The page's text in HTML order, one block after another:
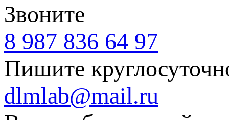
Звоните
8 987 836 64 97
Пишите
dlmlab@mail.ru